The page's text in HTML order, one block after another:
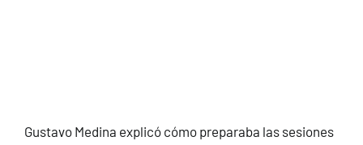
Gustavo Medina explicó cómo preparaba las sesiones